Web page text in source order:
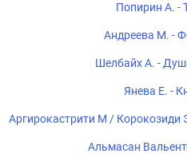
Попирин А. -
Андреева М. -
Шелбайх А. -
Янева Е. -
Аргирокастрити М / Корокозиди
Альмасан